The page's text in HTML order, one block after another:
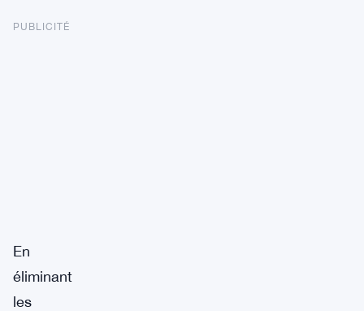
PUBLICITÉ
En
éliminant
les